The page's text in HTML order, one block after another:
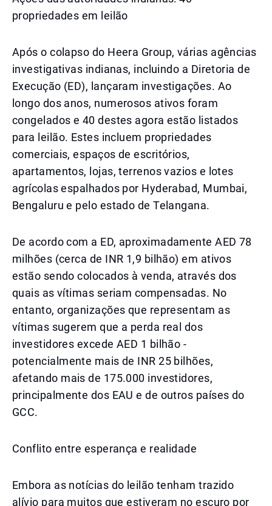
propriedades em leilão
Após o colapso do Heera Group, várias agências
investigativas indianas, incluindo a Diretoria de
Execução (ED), lançaram investigações. Ao
longo dos anos, numerosos ativos foram
congelados e 40 destes agora estão listados
para leilão. Estes incluem propriedades
comerciais, espaços de escritórios,
apartamentos, lojas, terrenos vazios e lotes
agrícolas espalhados por Hyderabad, Mumbai,
Bengaluru e pelo estado de Telangana.
De acordo com a ED, aproximadamente AED 78
milhões (cerca de INR 1,9 bilhão) em ativos
estão sendo colocados à venda, através dos
quais as vítimas seriam compensadas. No
entanto, organizações que representam as
vítimas sugerem que a perda real dos
investidores excede AED 1 bilhão -
potencialmente mais de INR 25 bilhões,
afetando mais de 175.000 investidores,
principalmente dos EAU e de outros países do
GCC.
Conflito entre esperança e realidade
Embora as notícias do leilão tenham trazido
alívio para muitos que estiveram no escuro por